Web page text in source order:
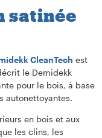
satinée
CleanTech est
le Demidekk
pour le bois, à base
autonettoyantes.
en bois et aux
les clins, les